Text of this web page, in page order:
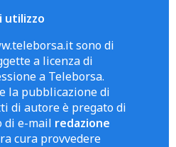
utilizzo
sono di
a licenza di
a Teleborsa.
la pubblicazione di
di autore è pregato di
di e-mail redazione
cura provvedere